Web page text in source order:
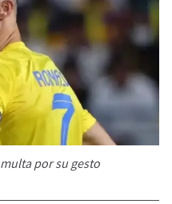
por su gesto